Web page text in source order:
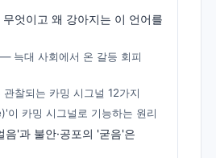
엇이고 왜 강아지는 이 언어를
늑대 사회에서 온 갈등 회피
찰되는 카밍 시그널 12가지
카밍 시그널로 기능하는 원리
음'과 불안·공포의 '굳음'은